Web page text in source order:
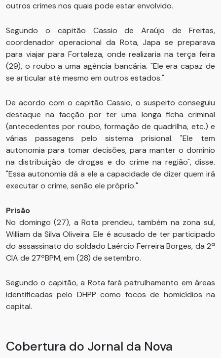
outros crimes nos quais pode estar envolvido.
Segundo o capitão Cassio de Araújo de Freitas,
coordenador operacional da Rota, Japa se preparava
para viajar para Fortaleza, onde realizaria na terça feira
(29), o roubo a uma agência bancária. "Ele era capaz de
se articular até mesmo em outros estados."
De acordo com o capitão Cassio, o suspeito conseguiu
destaque na facção por ter uma longa ficha criminal
(antecedentes por roubo, formação de quadrilha, etc.) e
várias passagens pelo sistema prisional. "Ele tem
autonomia para tomar decisões, para manter o domínio
na distribuição de drogas e do crime na região", disse.
"Essa autonomia dá a ele a capacidade de dizer quem irá
executar o crime, senão ele próprio."
Prisão
No domingo (27), a Rota prendeu, também na zona sul,
William da Silva Oliveira. Ele é acusado de ter participado
do assassinato do soldado Laércio Ferreira Borges, da 2ª
CIA de 27ºBPM, em (28) de setembro.
Segundo o capitão, a Rota fará patrulhamento em áreas
identificadas pelo DHPP como focos de homicídios na
capital.
Cobertura do Jornal da Nova